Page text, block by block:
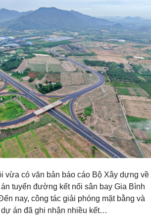
vừa có văn bản báo cáo Bộ Xây dựng về
tuyến đường kết nối sân bay Gia Bình
nay, công tác giải phóng mặt bằng và
án đã ghi nhận nhiều kết…